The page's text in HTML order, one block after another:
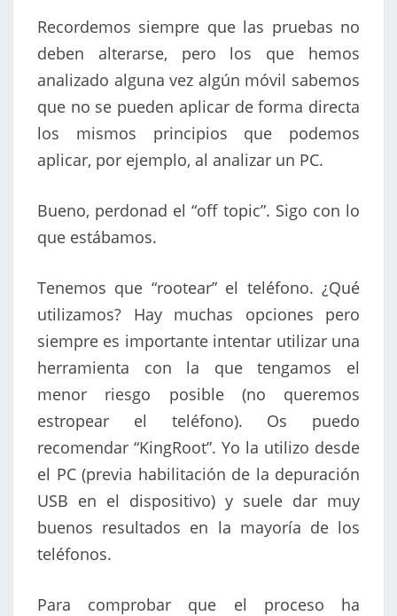
Recordemos siempre que las pruebas no
deben alterarse, pero los que hemos
analizado alguna vez algún móvil sabemos
que no se pueden aplicar de forma directa
los mismos principios que podemos
aplicar, por ejemplo, al analizar un PC.
Bueno, perdonad el “off topic”. Sigo con lo
que estábamos.
Tenemos que “rootear” el teléfono. ¿Qué
utilizamos? Hay muchas opciones pero
siempre es importante intentar utilizar una
herramienta con la que tengamos el
menor riesgo posible (no queremos
estropear el teléfono). Os puedo
recomendar “KingRoot”. Yo la utilizo desde
el PC (previa habilitación de la depuración
USB en el dispositivo) y suele dar muy
buenos resultados en la mayoría de los
teléfonos.
Para comprobar que el proceso ha